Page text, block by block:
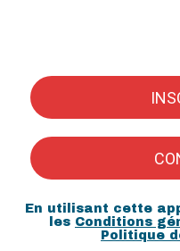
En utilisant cette
les Conditions
Politique